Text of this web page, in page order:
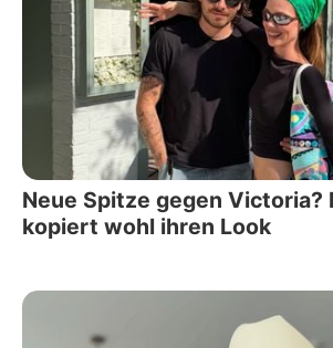
Neue Spitze gegen Victoria?
kopiert wohl ihren Look